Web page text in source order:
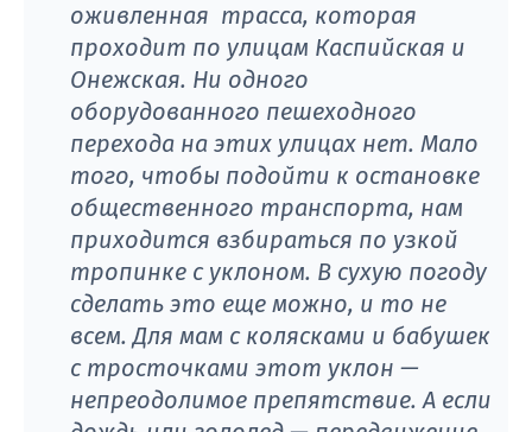
оживленная трасса, которая
проходит по улицам Каспийская и
Онежская. Ни одного
оборудованного пешеходного
перехода на этих улицах нет. Мало
того, чтобы подойти к остановке
общественного транспорта, нам
приходится взбираться по узкой
тропинке с уклоном. В сухую погоду
сделать это еще можно, и то не
всем. Для мам с колясками и бабушек
с тросточками этот уклон —
непреодолимое препятствие. А если